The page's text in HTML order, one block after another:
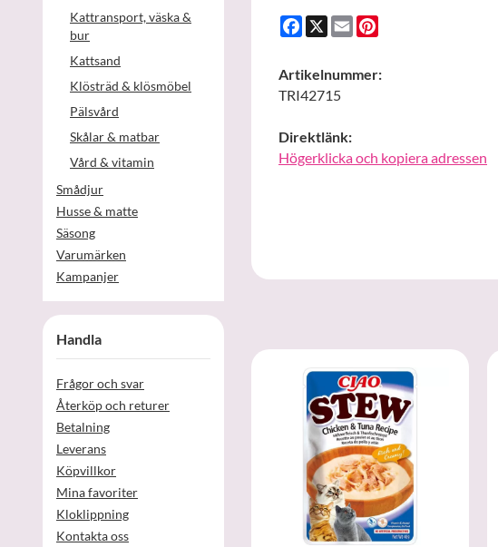
Kattransport, väska &
bur
Kattsand
Klösträd & klösmöbel
Pälsvård
Skålar & matbar
Vård & vitamin
Smådjur
Husse & matte
Säsong
Varumärken
Kampanjer
Handla
Frågor och svar
Återköp och returer
Betalning
Leverans
Köpvillkor
Mina favoriter
Kloklippning
Kontakta oss
Facebook
X Email
Artikelnummer:
TRI42715
Direktlänk:
Högerklicka och kopiera adressen